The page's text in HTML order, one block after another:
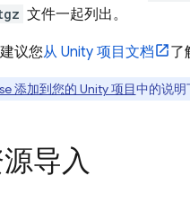
文件一起列出。
议您从 Unity 项目文档 了
添加到您的 Unity 项目中的说明
导入